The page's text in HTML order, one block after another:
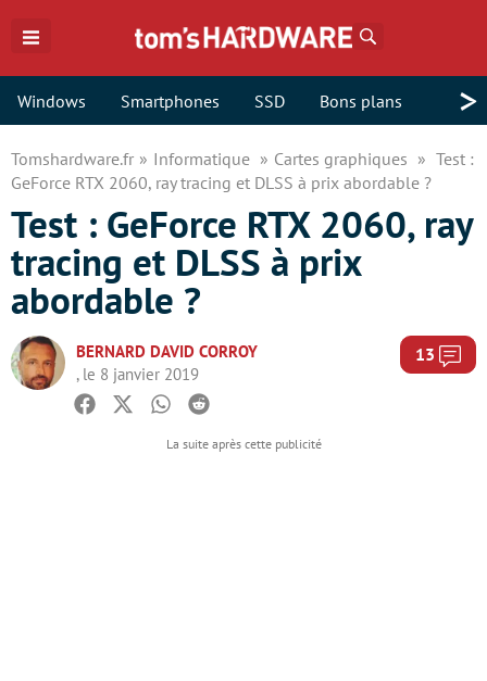
Windows Smartphones SSD Bons plans >
Tomshardware.fr Informatique Cartes graphiques
Test :
GeForce RTX 2060, ray tracing et DLSS à prix abordable ?
Test : GeForce RTX 2060, ray
tracing et DLSS à prix
abordable ?
BERNARD DAVID CORROY
, le 8 janvier 2019
13
Facebook
TwitterWhatsapp
Reddit